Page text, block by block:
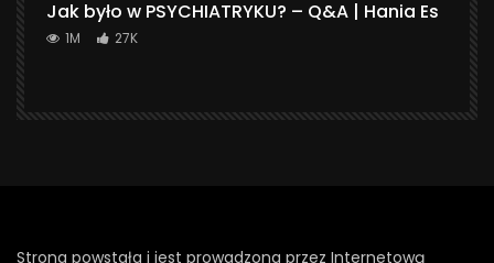
Jak było w PSYCHIATRYKU? – Q&A | Hania Es
1M 27K
Strona powstała i jest prowadzona przez Internetową